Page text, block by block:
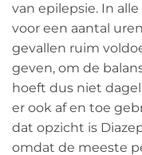
van epilepsie. In
voor een aantal
gevallen ruim
geven, om de
hoeft dus niet
er ook af en toe
dat opzicht is
omdat de meeste